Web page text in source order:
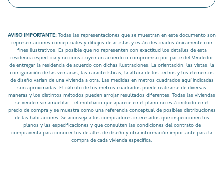
AVISO IMPORTANTE:Todas las representaciones que se muestran en este documento son
representaciones conceptuales y dibujos de artistas y están destinados únicamente con
fines ilustrativos. Es posible que no representen con exactitud los detalles de esta
residencia específica y no constituyen un acuerdo o compromiso por parte del Vendedor
de entregar la residencia de acuerdo con dichas ilustraciones. La orientación, las vistas, la
configuración de las ventanas, las características, la altura de los techos y los elementos
de diseño varían de una vivienda a otra. Las medidas en metros cuadrados aquí indicadas
son aproximadas. El cálculo de los metros cuadrados puede realizarse de diversas
maneras y los distintos métodos pueden arrojar resultados diferentes. Todas las viviendas
se venden sin amueblar - el mobiliario que aparece en el plano no está incluido en el
precio de compra y se muestra como una referencia conceptual de posibles distribuciones
de las habitaciones. Se aconseja a los compradores interesados que inspeccionen los
planos y las especificaciones y que consulten las condiciones del contrato de
compraventa para conocer los detalles de diseño y otra información importante para la
compra de cada vivienda específica.